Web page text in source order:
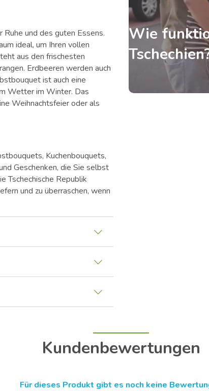
und des guten Essens.
ideal, um Ihren vollen
aus den frischesten
Erdbeeren werden auch
ist auch eine
Wetter im Winter. Das
Weihnachtsfeier oder als
Kuchenbouquets,
Geschenken, die Sie selbst
Tschechische Republik
und zu überraschen, wenn
Wie
Kundenbewertungen
Für dieses Produkt gibt es noch keine